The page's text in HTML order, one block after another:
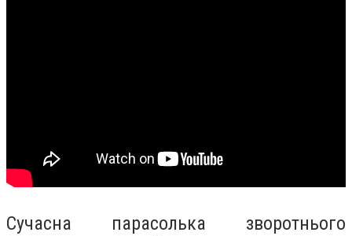
Сучасна парасолька зворотнього